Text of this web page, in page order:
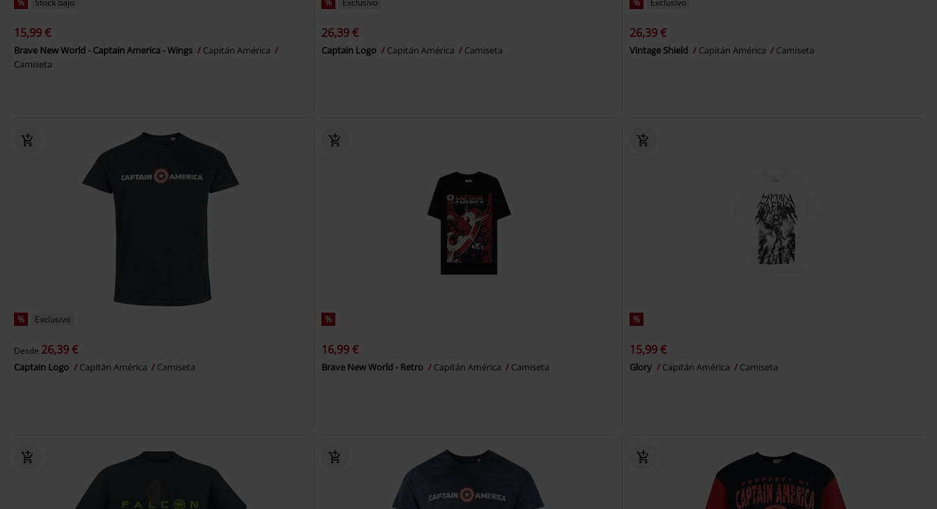
% Stock bajo
15,99 €
Brave New World - Captain America - Wings
Capitán América
Camiseta
% Exclusivo
26,39 €
Captain Logo Capitán América Camiseta
% Exclusivo
26,39 €
Vintage Shield Capitán América Camiseta
% Exclusivo
Desde 26,39 €
Captain Logo Capitán América Camiseta
%
16,99 €
Brave New World - Retro Capitán América Camiseta
%
15,99 €
Glory Capitán América Camiseta